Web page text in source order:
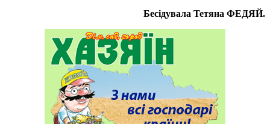
Бесідувала Тетяна ФЕДЯЙ.